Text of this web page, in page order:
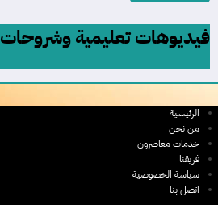
فيديوهات تعليمية وشروحات
الرئيسية
من نحن
خدمات معاصرون
فريقنا
سياسة الخصوصية
اتصل بنا